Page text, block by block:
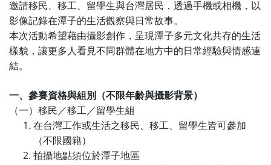
邀請移民、移工、留學生與台灣居民，透過手機或相機，以
影像記錄在潭子的生活觀察與日常故事。
本次活動希望藉由攝影創作，呈現潭子多元文化共存的生活
樣貌，讓更多人看見不同群體在地方中的日常經驗與情感連
結。
一、參賽資格與組別（不限年齡與攝影背景）
（一）移民／移工／留學生組
在台灣工作或生活之移民、移工、留學生皆可參加
（不限國籍）
拍攝地點須位於潭子地區